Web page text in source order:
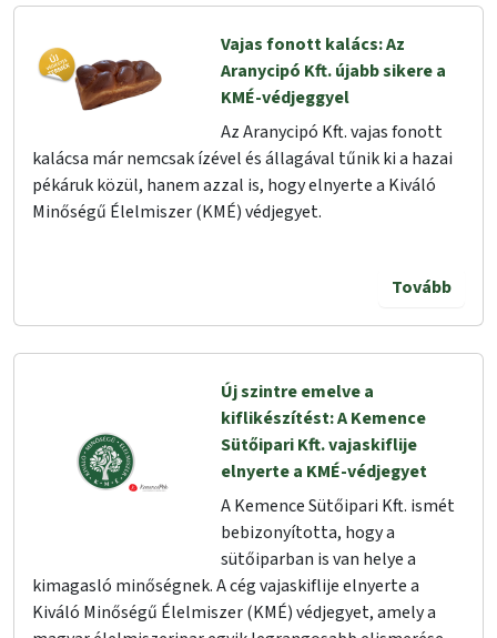
Vajas fonott kalács: Az
Aranycipó Kft. újabb sikere a
KMÉ-védjeggyel
Az Aranycipó Kft. vajas fonott
kalácsa már nemcsak ízével és állagával tűnik ki a hazai
pékáruk közül, hanem azzal is, hogy elnyerte a Kiváló
Minőségű Élelmiszer (KMÉ) védjegyet.
Tovább
Új szintre emelve a
kiflikészítést: A Kemence
Sütőipari Kft. vajaskiflije
elnyerte a KMÉ-védjegyet
A Kemence Sütőipari Kft. ismét
bebizonyította, hogy a
sütőiparban is van helye a
kimagasló minőségnek. A cég vajaskiflije elnyerte a
Kiváló Minőségű Élelmiszer (KMÉ) védjegyet, amely a